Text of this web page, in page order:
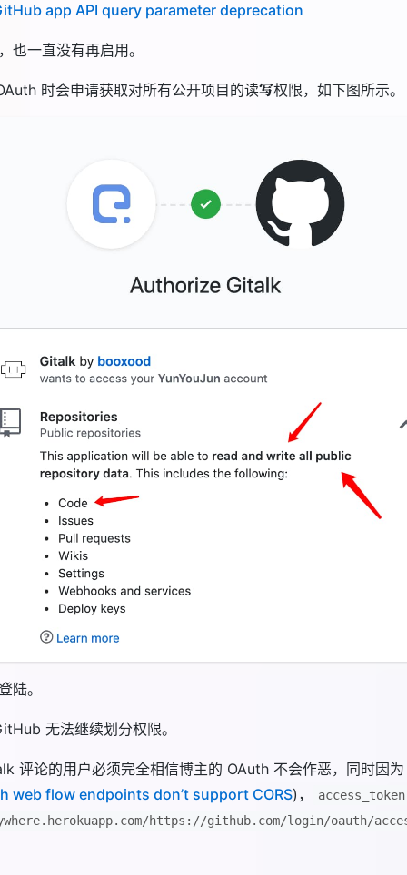
app API query parameter deprecation
也一直没有再启用。
时会申请获取对所有公开项目的读写权限，如下图所示。
陆。
无法继续划分权限。
评论的用户必须完全相信博主的 OAuth 不会作恶，同时因
web flow endpoints don’t support CORS)，
access_token
https://github.com/login/oauth/